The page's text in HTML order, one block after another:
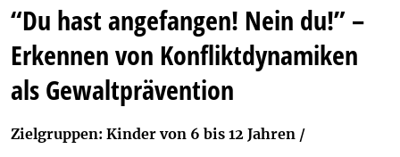
“Du hast angefangen! Nein du!” –
Erkennen von Konfliktdynamiken
als Gewaltprävention
Zielgruppen: Kinder von 6 bis 12 Jahren /